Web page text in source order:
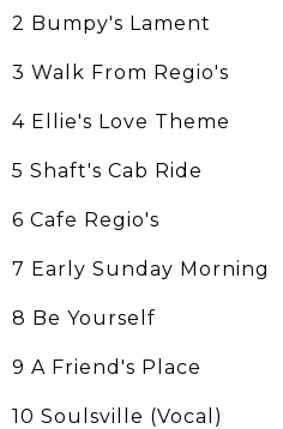
2 Bumpy's Lament
3 Walk From Regio's
4 Ellie's Love Theme
5 Shaft's Cab Ride
6 Cafe Regio's
7 Early Sunday Morning
8 Be Yourself
9 A Friend's Place
10 Soulsville (Vocal)